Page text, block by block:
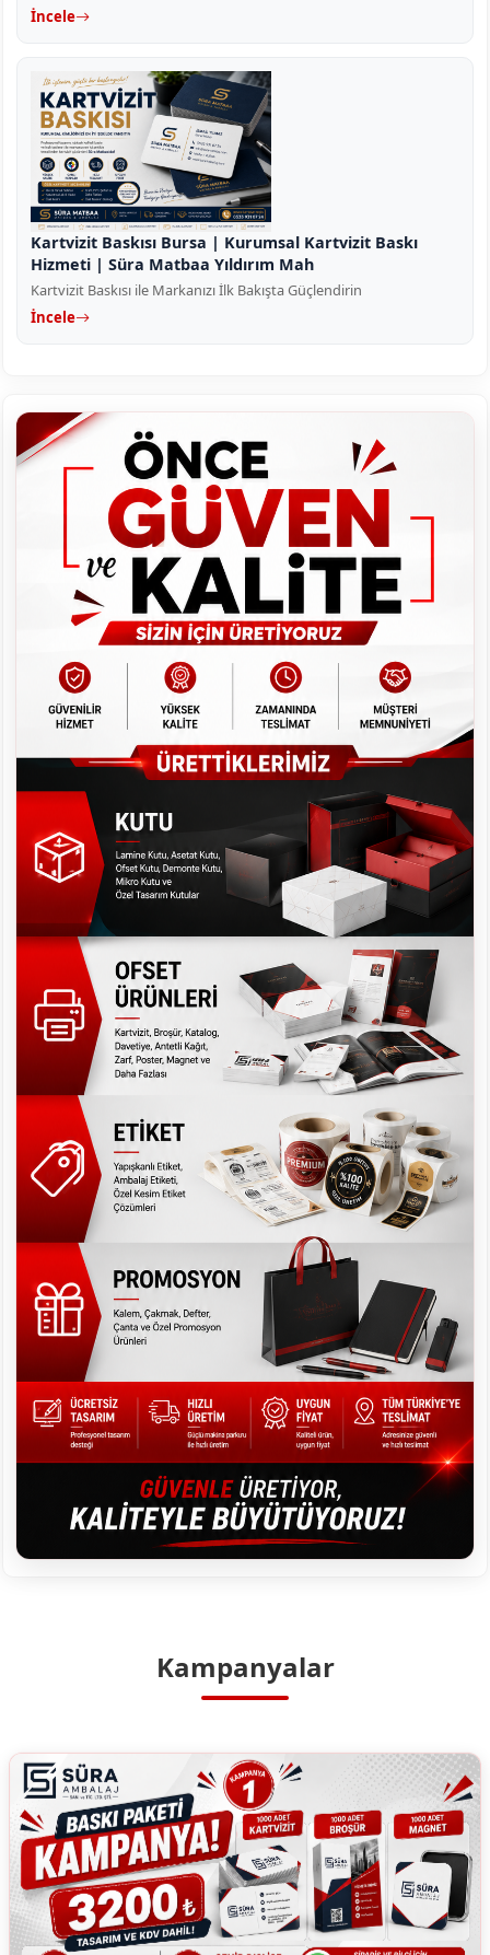
İncele
Kartvizit Baskısı Bursa | Kurumsal Kartvizit Baskı
Hizmeti | Süra Matbaa Yıldırım Mah
Kartvizit Baskısı ile Markanızı İlk Bakışta Güçlendirin
İncele
Kampanyalar